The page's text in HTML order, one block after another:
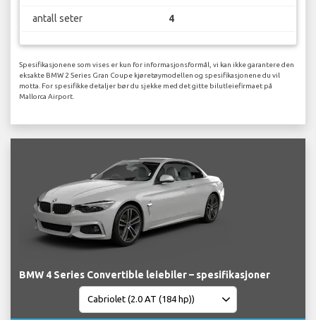
antall seter 4
Spesifikasjonene som vises er kun for informasjonsformål, vi kan ikke garantere den
eksakte BMW 2 Series Gran Coupe kjøretøymodellen og spesifikasjonene du vil
motta. For spesifikke detaljer bør du sjekke med det gitte bilutleiefirmaet på
Mallorca Airport.
BMW 4 Series Convertible leiebiler – spesifikasjoner